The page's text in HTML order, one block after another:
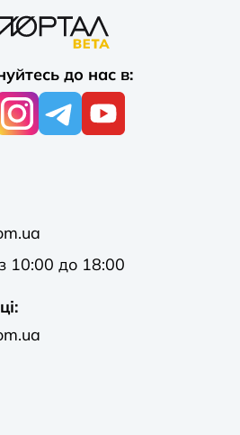
до нас в:
10:00 до 18:00